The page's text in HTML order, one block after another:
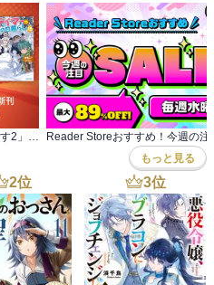
もっと見る
2位 3位